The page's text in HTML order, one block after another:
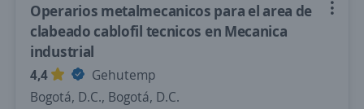
Operarios metalmecanicos para el area de
clabeado cablofil tecnicos en Mecanica
industrial
4,4
Gehutemp
Bogotá, D.C., Bogotá, D.C.